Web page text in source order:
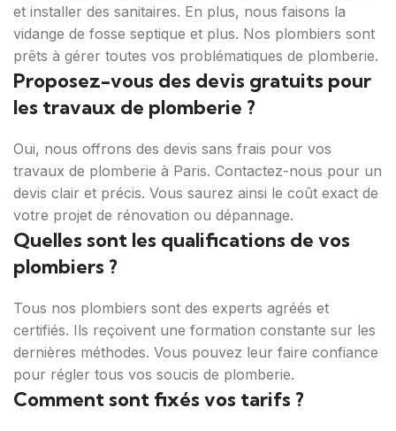
et installer des sanitaires. En plus, nous faisons la
vidange de fosse septique et plus. Nos plombiers sont
prêts à gérer toutes vos problématiques de plomberie.
Proposez-vous des devis gratuits pour
les travaux de plomberie ?
Oui, nous offrons des devis sans frais pour vos
travaux de plomberie à Paris. Contactez-nous pour un
devis clair et précis. Vous saurez ainsi le coût exact de
votre projet de rénovation ou dépannage.
Quelles sont les qualifications de vos
plombiers ?
Tous nos plombiers sont des experts agréés et
certifiés. Ils reçoivent une formation constante sur les
dernières méthodes. Vous pouvez leur faire confiance
pour régler tous vos soucis de plomberie.
Comment sont fixés vos tarifs ?